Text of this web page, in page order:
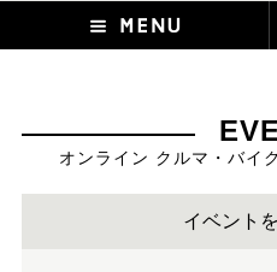
オンライン クルマ・バイ
イベント